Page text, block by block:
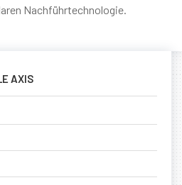
Nachführtechnologie.
AXIS